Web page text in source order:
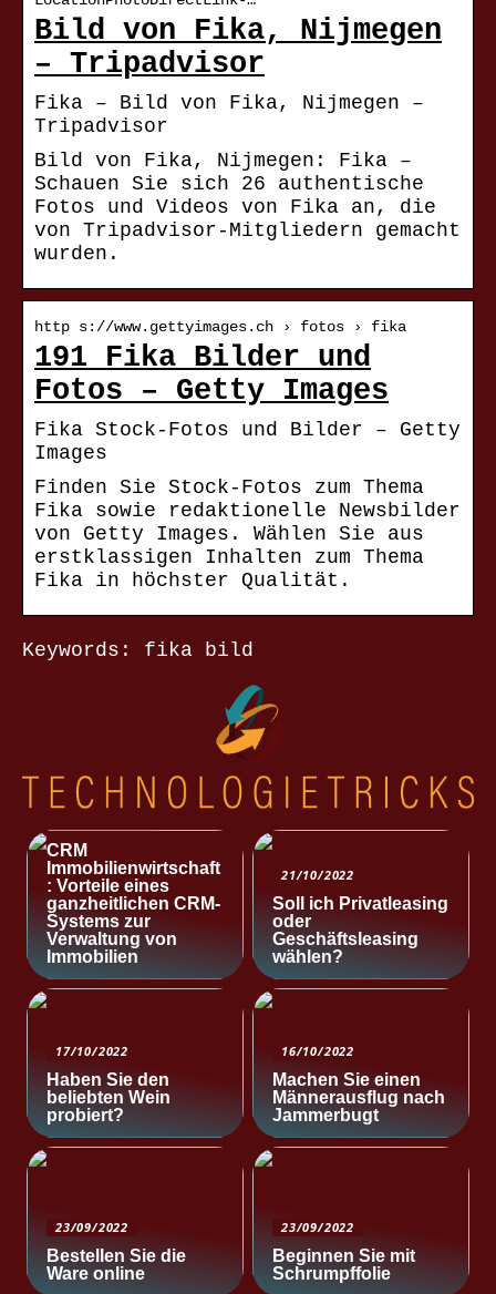
Bild von Fika, Nijmegen
– Tripadvisor
Fika – Bild von Fika, Nijmegen –
Tripadvisor
Bild von Fika, Nijmegen: Fika –
Schauen Sie sich 26 authentische
Fotos und Videos von Fika an, die
von Tripadvisor-Mitgliedern gemacht
wurden.
http s://www.gettyimages.ch › fotos › fika
191 Fika Bilder und
Fotos – Getty Images
Fika Stock-Fotos und Bilder – Getty
Images
Finden Sie Stock-Fotos zum Thema
Fika sowie redaktionelle Newsbilder
von Getty Images. Wählen Sie aus
erstklassigen Inhalten zum Thema
Fika in höchster Qualität.
Keywords: fika bild
CRM
Immobilienwirtschaft
: Vorteile eines
ganzheitlichen CRM-
Systems zur
Verwaltung von
Immobilien
21/10/2022
Soll ich Privatleasing
oder
Geschäftsleasing
wählen?
17/10/2022
Haben Sie den
beliebten Wein
probiert?
16/10/2022
Machen Sie einen
Männerausflug nach
Jammerbugt
23/09/2022
Bestellen Sie die
Ware online
23/09/2022
Beginnen Sie mit
Schrumpffolie